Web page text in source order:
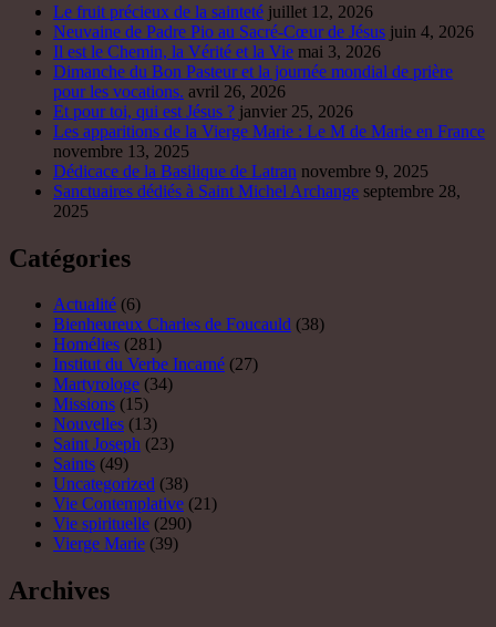
Le fruit précieux de la sainteté juillet 12, 2026
Neuvaine de Padre Pio au Sacré-Cœur de Jésus juin 4, 2026
Il est le Chemin, la Vérité et la Vie mai 3, 2026
Dimanche du Bon Pasteur et la journée mondial de prière
pour les vocations. avril 26, 2026
Et pour toi, qui est Jésus ? janvier 25, 2026
Les apparitions de la Vierge Marie : Le M de Marie en France
novembre 13, 2025
Dédicace de la Basilique de Latran novembre 9, 2025
Sanctuaires dédiés à Saint Michel Archange septembre 28,
2025
Catégories
Actualité (6)
Bienheureux Charles de Foucauld (38)
Homélies (281)
Institut du Verbe Incarné (27)
Martyrologe (34)
Missions (15)
Nouvelles (13)
Saint Joseph (23)
Saints (49)
Uncategorized (38)
Vie Contemplative (21)
Vie spirituelle (290)
Vierge Marie (39)
Archives